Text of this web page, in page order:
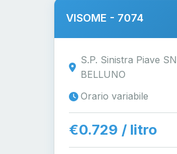
VISOME - 7074
S.P. Sinistra Piave
BELLUNO
Orario variabile
€0.729 / litro